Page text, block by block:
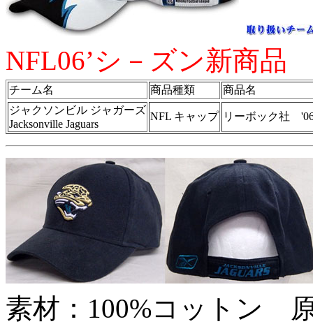
NFL06’シ－ズン新商品
チーム名 商品種類
商品名
ジャクソンビル ジャガーズ
Jacksonville Jaguars
NFL キャップ リーボック社
素材：100%コットン